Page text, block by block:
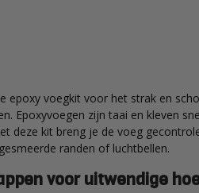
epoxy voegkit voor het strak en
Epoxyvoegen zijn taai en kleven
deze kit breng je de voeg
randen of luchtbellen.
voor uitwendige